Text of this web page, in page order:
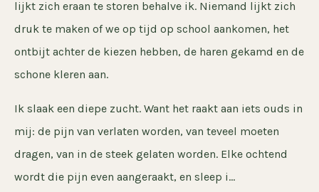
lijkt zich eraan te storen behalve ik. Niemand lijkt zich
druk te maken of we op tijd op school aankomen, het
ontbijt achter de kiezen hebben, de haren gekamd en de
schone kleren aan.
Ik slaak een diepe zucht. Want het raakt aan iets ouds in
mij: de pijn van verlaten worden, van teveel moeten
dragen, van in de steek gelaten worden. Elke ochtend
wordt die pijn even aangeraakt, en sleep i...